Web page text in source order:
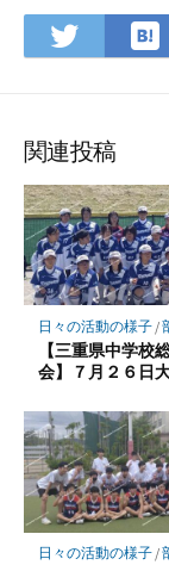
で
ア
は
関連投稿
日々の活動の様子/
【三重県中学校
会】７月２６日
日々の活動の様子/